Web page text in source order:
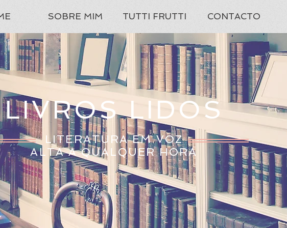
SOBRE MIM TUTTI FRUTTI CONTACTO
LIVROS LIDOS
LITERATURA EM VOZ
ALTA A QUALQUER HORA